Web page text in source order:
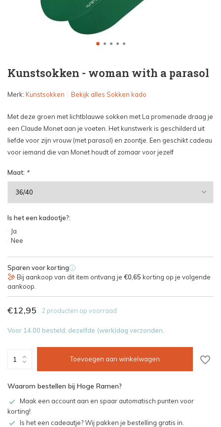
Kunstsokken - woman with a parasol
Merk: Kunstsokken Bekijk alles Sokken kado
Met deze groen met lichtblauwe sokken met La promenade draag je
een Claude Monet aan je voeten. Het kunstwerk is geschilderd uit
liefde voor zijn vrouw (met parasol) en zoontje. Een geschikt cadeau
voor iemand die van Monet houdt of zomaar voor jezelf
Maat: *
Is het een kadootje?:
Ja
Nee
Sparen voor korting i
Bij aankoop van dit item ontvang je €0,65 korting op je volgende
aankoop.
€12,95 2 producten op voorraad
Voor 14.00 besteld, dezelfde (werk)dag verzonden.
Toevoegen aan winkelwagen
Waarom bestellen bij Hoge Ramen?
Maak een account aan en spaar automatisch punten voor
korting!
Is het een cadeautje? Wij pakken je bestelling gratis in.